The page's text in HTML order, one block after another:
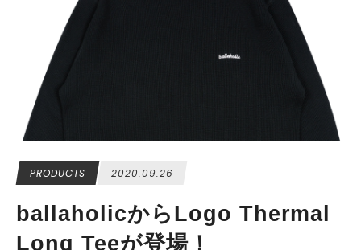
PRODUCTS 2020.09.26
ballaholicからLogo Thermal
Long Teeが登場！